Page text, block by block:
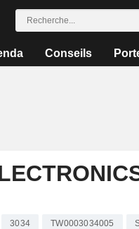
Conseils
3034 TW0003034005